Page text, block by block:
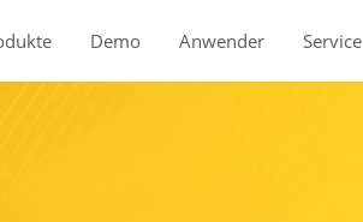
Demo Anwender Service